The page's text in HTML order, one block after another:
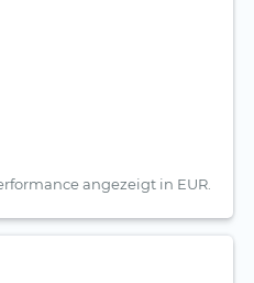
angezeigt in EUR.